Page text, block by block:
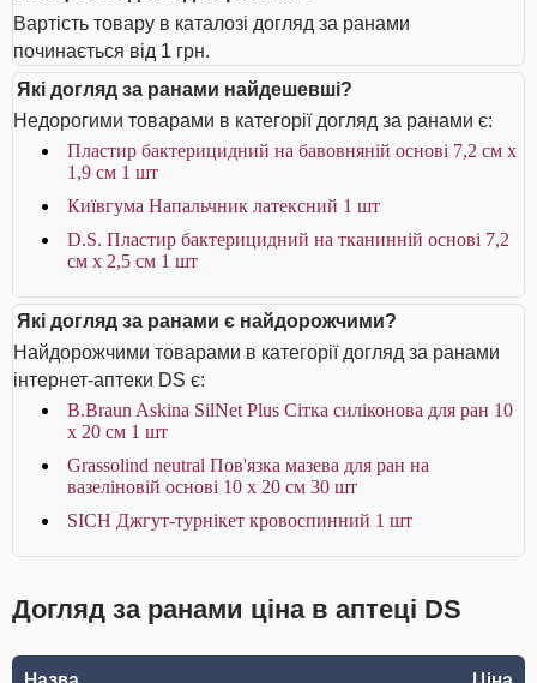
Вартість товару в каталозі догляд за ранами
починається від 1 грн.
Які догляд за ранами найдешевші?
Недорогими товарами в категорії догляд за ранами є:
Пластир бактерицидний на бавовняній основі 7,2 см х
1,9 см 1 шт
Київгума Напальчник латексний 1 шт
D.S. Пластир бактерицидний на тканинній основі 7,2
см х 2,5 см 1 шт
Які догляд за ранами є найдорожчими?
Найдорожчими товарами в категорії догляд за ранами
інтернет-аптеки DS є:
B.Braun Askina SilNet Plus Сітка силіконова для ран 10
x 20 см 1 шт
Grassolind neutral Пов'язка мазева для ран на
вазеліновій основі 10 х 20 см 30 шт
SICH Джгут-турнікет кровоспинний 1 шт
Догляд за ранами ціна в аптеці DS